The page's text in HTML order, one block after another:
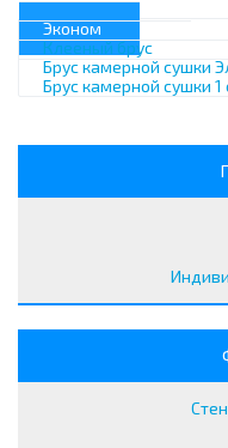
Эконом
Клееный брус
Брус камерной сушки
Брус камерной сушки 1